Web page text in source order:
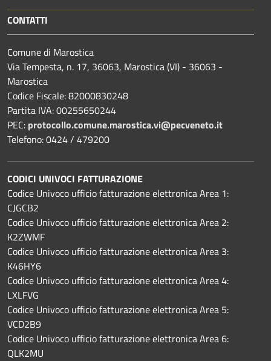
CONTATTI
Comune di Marostica
Via Tempesta, n. 17, 36063, Marostica (VI) - 36063 -
Marostica
Codice Fiscale: 82000830248
Partita IVA: 00255650244
PEC: protocollo.comune.marostica.vi@pecveneto.it
Telefono: 0424 / 479200
CODICI UNIVOCI FATTURAZIONE
Codice Univoco ufficio fatturazione elettronica Area 1:
CJGCB2
Codice Univoco ufficio fatturazione elettronica Area 2:
K2ZWMF
Codice Univoco ufficio fatturazione elettronica Area 3:
K46HY6
Codice Univoco ufficio fatturazione elettronica Area 4:
LXLFVG
Codice Univoco ufficio fatturazione elettronica Area 5:
VCD2B9
Codice Univoco ufficio fatturazione elettronica Area 6:
QLK2MU